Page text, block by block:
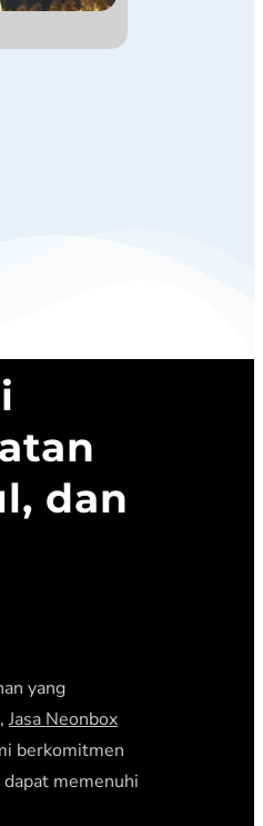
dan
yang
Jasa Neonbox
berkomitmen
memenuhi